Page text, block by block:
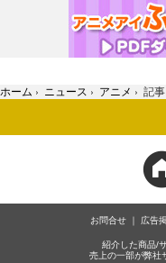
ホーム › ニュース › アニメ › 記事
お問合せ 広告
紹介した商品/
売上の一部が弊社